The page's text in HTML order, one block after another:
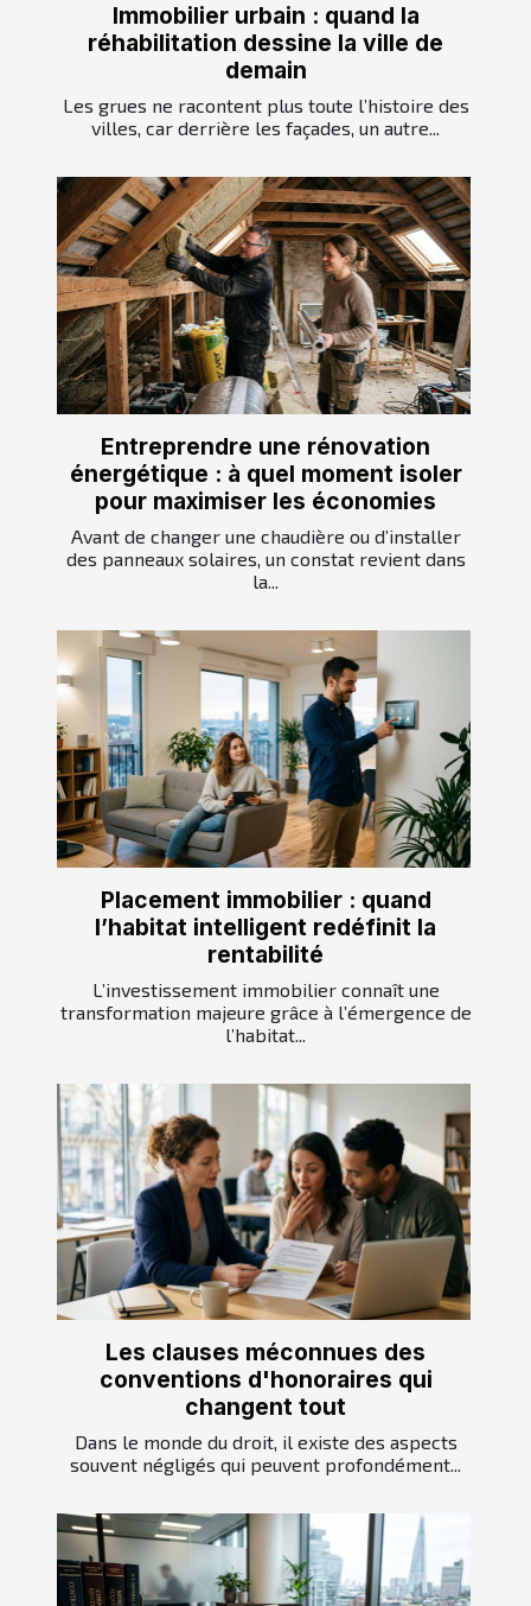
Immobilier urbain : quand la
réhabilitation dessine la ville de
demain
Les grues ne racontent plus toute l’histoire des
villes, car derrière les façades, un autre...
Entreprendre une rénovation
énergétique : à quel moment isoler
pour maximiser les économies
Avant de changer une chaudière ou d’installer
des panneaux solaires, un constat revient dans
la...
Placement immobilier : quand
l’habitat intelligent redéfinit la
rentabilité
L’investissement immobilier connaît une
transformation majeure grâce à l’émergence de
l’habitat...
Les clauses méconnues des
conventions d'honoraires qui
changent tout
Dans le monde du droit, il existe des aspects
souvent négligés qui peuvent profondément...